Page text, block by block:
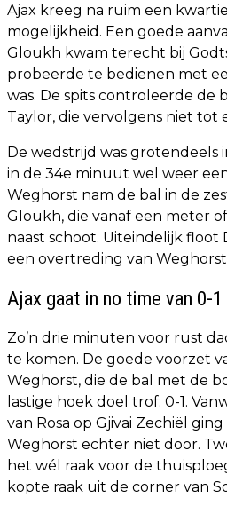
Ajax kreeg na ruim een
mogelijkheid. Een goede
Gloukh kwam terecht bij
probeerde te bedienen met
was. De spits controleerde de
Taylor, die vervolgens niet tot
De wedstrijd was grotendeels
in de 34e minuut wel weer
Weghorst nam de bal in de
Gloukh, die vanaf een meter
naast schoot. Uiteindelijk floot
een overtreding van
Ajax gaat in no time van 0-1
Zo’n drie minuten voor rust
te komen. De goede voorzet
Weghorst, die de bal met de
lastige hoek doel trof: 0-1.
van Rosa op Gjivai Zechiël
Weghorst echter niet door.
het wél raak voor de
kopte raak uit de corner van